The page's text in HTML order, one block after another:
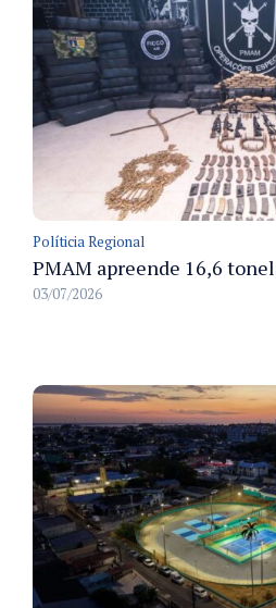
Políticia Regional
03/07/2026